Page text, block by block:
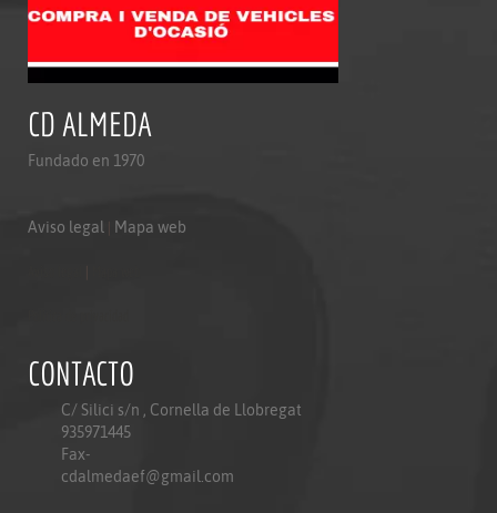
CD ALMEDA
Fundado en 1970
Aviso legal Mapa web
CONTACTO
C/ Silici s/n , Cornella de Llobregat
935971445
Fax-
cdalmedaef@gmail.com